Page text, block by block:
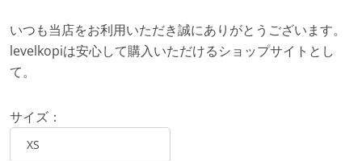
いつも当店をお利用いただき誠にありがとうございます。
levelkopiは安心して購入いただけるショップサイトとし
て。
サイズ：